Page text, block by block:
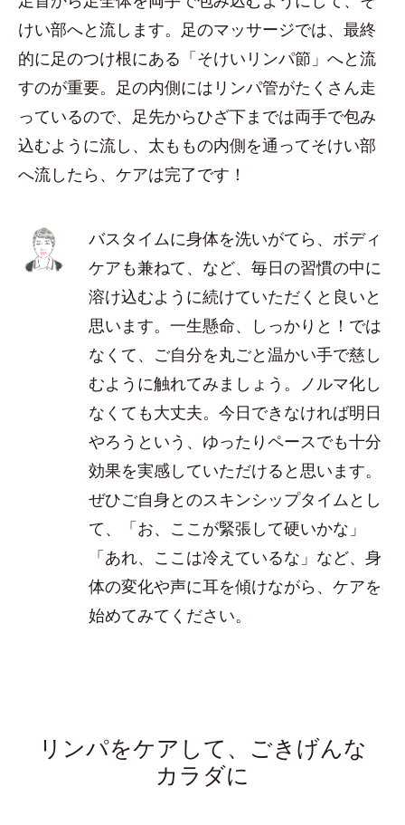
けい部へと流します。足のマッサージでは、最終
的に足のつけ根にある「そけいリンパ節」へと流
すのが重要。足の内側にはリンパ管がたくさん走
っているので、足先からひざ下までは両手で包み
込むように流し、太ももの内側を通ってそけい部
へ流したら、ケアは完了です！
バスタイムに身体を洗いがてら、ボディ
ケアも兼ねて、など、毎日の習慣の中に
溶け込むように続けていただくと良いと
思います。一生懸命、しっかりと！では
なくて、ご自分を丸ごと温かい手で慈し
むように触れてみましょう。ノルマ化し
なくても大丈夫。今日できなければ明日
やろうという、ゆったりペースでも十分
効果を実感していただけると思います。
ぜひご自身とのスキンシップタイムとし
て、「お、ここが緊張して硬いかな」
「あれ、ここは冷えているな」など、身
体の変化や声に耳を傾けながら、ケアを
始めてみてください。
リンパをケアして、ごきげんな
カラダに